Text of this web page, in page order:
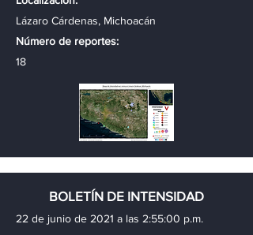
Lázaro Cárdenas, Michoacán
Número de reportes:
18
BOLETÍN DE INTENSIDAD
22 de junio de 2021 a las 2:55:00 p.m.